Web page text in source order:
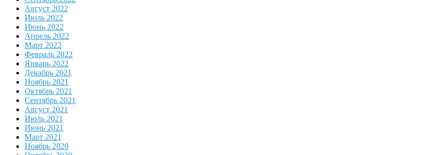
Август 2022
Июль 2022
Июнь 2022
Апрель 2022
Март 2022
Февраль 2022
Январь 2022
Декабрь 2021
Ноябрь 2021
Октябрь 2021
Сентябрь 2021
Август 2021
Июль 2021
Июнь 2021
Март 2021
Ноябрь 2020